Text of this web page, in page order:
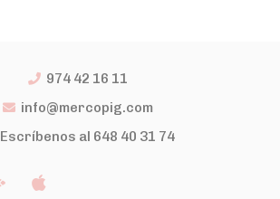
974 42 16 11
info@mercopig.com
Escríbenos al 648 40 31 74